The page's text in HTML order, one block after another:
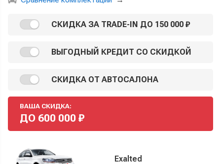
СКИДКА ЗА TRADE-IN ДО 150 000 ₽
ВЫГОДНЫЙ КРЕДИТ СО СКИДКОЙ
СКИДКА ОТ АВТОСАЛОНА
ВАША СКИДКА:
ДО 600 000 ₽
Exalted